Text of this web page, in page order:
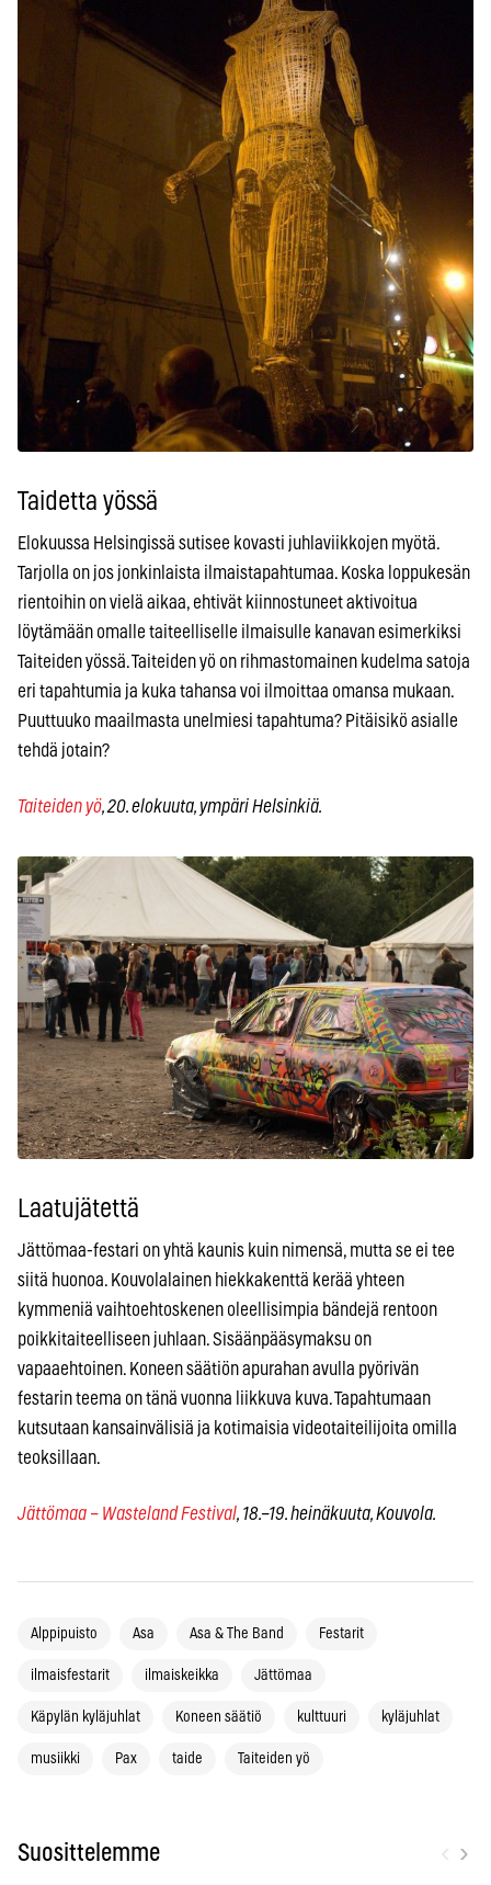
Taidetta yössä
Elokuussa Helsingissä sutisee kovasti juhlaviikkojen myötä.
Tarjolla on jos jonkinlaista ilmaistapahtumaa. Koska loppukesän
rientoihin on vielä aikaa, ehtivät kiinnostuneet aktivoitua
löytämään omalle taiteelliselle ilmaisulle kanavan esimerkiksi
Taiteiden yössä. Taiteiden yö on rihmastomainen kudelma satoja
eri tapahtumia ja kuka tahansa voi ilmoittaa omansa mukaan.
Puuttuuko maailmasta unelmiesi tapahtuma? Pitäisikö asialle
tehdä jotain?
Taiteiden yö, 20. elokuuta, ympäri Helsinkiä.
Laatujätettä
Jättömaa-festari on yhtä kaunis kuin nimensä, mutta se ei tee
siitä huonoa. Kouvolalainen hiekkakenttä kerää yhteen
kymmeniä vaihtoehtoskenen oleellisimpia bändejä rentoon
poikkitaiteelliseen juhlaan. Sisäänpääsymaksu on
vapaaehtoinen. Koneen säätiön apurahan avulla pyörivän
festarin teema on tänä vuonna liikkuva kuva. Tapahtumaan
kutsutaan kansainvälisiä ja kotimaisia videotaiteilijoita omilla
teoksillaan.
Jättömaa – Wasteland Festival, 18.–19. heinäkuuta, Kouvola.
Alppipuisto Asa Asa & The Band Festarit
ilmaisfestarit ilmaiskeikka Jättömaa
Käpylän kyläjuhlat Koneen säätiö kulttuuri kyläjuhlat
musiikki Pax taide Taiteiden yö
Suosittelemme ›